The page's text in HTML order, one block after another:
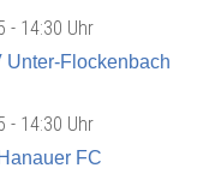
- 14:30 Uhr
Unter-Flockenbach
- 14:30 Uhr
FC